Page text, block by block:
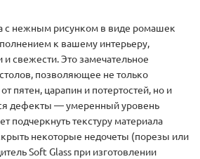
с нежным рисунком в виде ромашек
к вашему интерьеру,
и свежести. Это замечательное
позволяющее не только
пятен, царапин и потертостей, но и
дефекты — умеренный уровень
подчеркнуть текстуру материала
некоторые недочеты (порезы или
Soft Glass при изготовлении